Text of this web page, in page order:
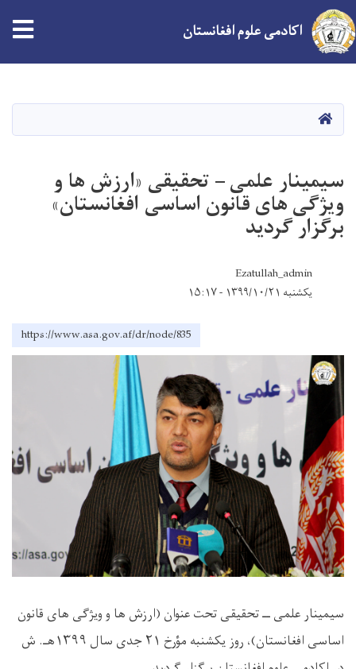
content
اکادمی علوم افغانستان
HOME
سیمینار علمی – تحقیقی «ارزش ها و
ویژگی های قانون اساسی افغانستان»
برگزار گردید
Ezatullah_admin
یکشنبه ۱۳۹۹/۱۰/۲۱ - ۱۵:۱۷
https://www.asa.gov.af/dr/node/835
سیمینار علمی ــ تحقیقی تحت عنوان (ارزش ها و ویژگی های قانون
اساسی افغانستان)، روز یکشنبه مؤرخ ۲۱ جدی سال ۱۳۹۹هـ. ش